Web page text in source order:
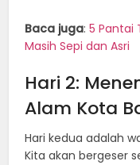
Baca juga:5 Pantai
Masih Sepi dan Asri
Hari 2:
Alam Kota
Hari kedua adalah
Kita akan bergeser